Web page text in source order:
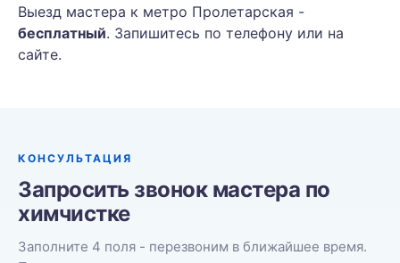
Выезд мастера к метро Пролетарская -
бесплатный. Запишитесь по телефону или на
сайте.
КОНСУЛЬТАЦИЯ
Запросить звонок мастера по
химчистке
Заполните 4 поля - перезвоним в ближайшее время.